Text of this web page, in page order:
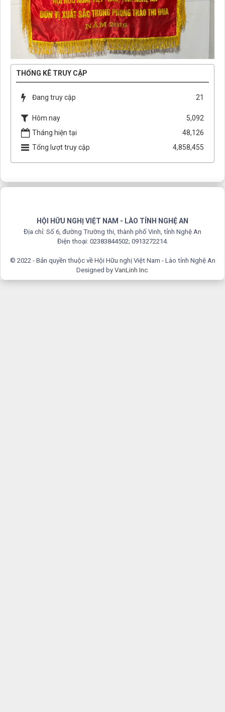
THỐNG KÊ TRUY CẬP
Đang truy cập 21
Hôm nay
5,092
Tháng hiện tại
48,126
Tổng lượt truy cập
4,858,455
HỘI HỮU NGHỊ VIỆT NAM - LÀO TỈNH NGHỆ AN
Địa chỉ: Số 6, đường Trường thi, thành phố Vinh, tỉnh Nghệ An
Điện thoại: 02383844502; 0913272214.
© 2022 - Bản quyền thuộc về Hội Hữu nghị Việt Nam - Lào tỉnh Nghệ An
Designed by VanLinh Inc.